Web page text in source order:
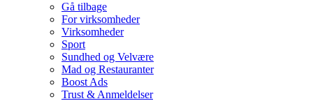
Gå tilbage
For virksomheder
Virksomheder
Sport
Sundhed og Velvære
Mad og Restauranter
Boost Ads
Trust & Anmeldelser